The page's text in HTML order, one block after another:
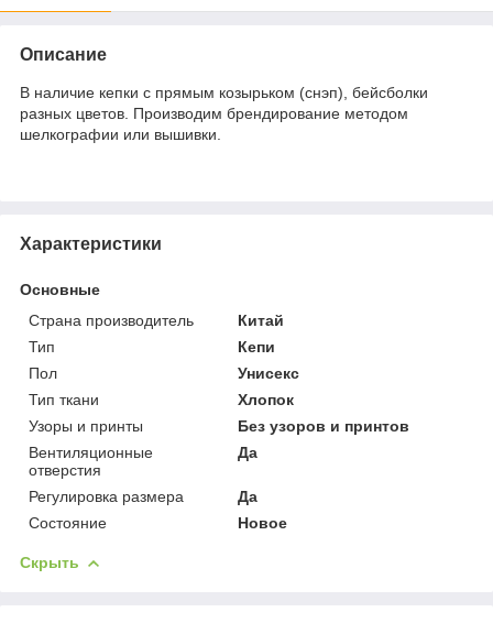
Описание
В наличие кепки с прямым козырьком (снэп), бейсболки
разных цветов. Производим брендирование методом
шелкографии или вышивки.
Характеристики
Основные
Страна производитель
Китай
Тип
Кепи
Пол
Унисекс
Тип ткани
Хлопок
Узоры и принты
Без узоров и принтов
Вентиляционные
отверстия
Да
Регулировка размера
Да
Состояние
Новое
Скрыть